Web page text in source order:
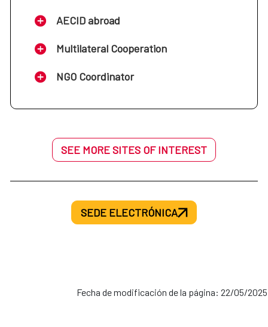
AECID abroad
Multilateral Cooperation
NGO Coordinator
SEE MORE SITES OF INTEREST
SEDE ELECTRÓNICA
Fecha de modificación de la página: 22/05/2025